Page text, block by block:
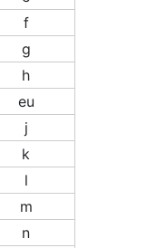
f
g
h
eu
j
k
l
m
n